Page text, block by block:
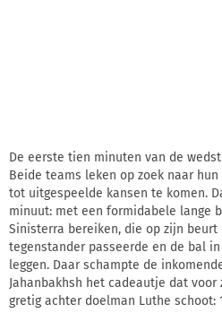
De eerste tien minuten van de
Beide teams leken op zoek naar
tot uitgespeelde kansen te komen.
minuut: met een formidabele lange
Sinisterra bereiken, die op zijn
tegenstander passeerde en de bal
leggen. Daar schampte de
Jahanbakhsh het cadeautje dat voor
gretig achter doelman Luthe schoot: